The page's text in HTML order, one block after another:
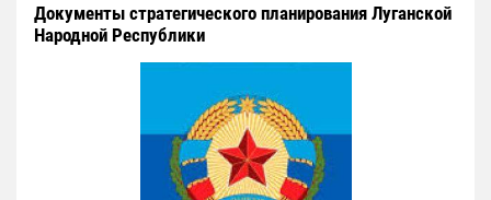
Документы стратегического планирования Луганской
Народной Республики